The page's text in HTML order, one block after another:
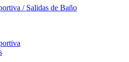
/ Salidas de Baño